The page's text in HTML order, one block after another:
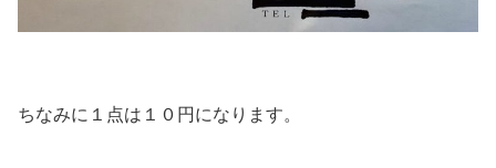
ちなみに１点は１０円になります。